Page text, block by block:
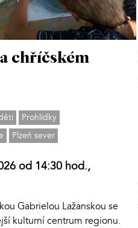
chříčském
Prohlídky
Plzeň sever
od 14:30 hod.,
Gabrielou Lažanskou se
kulturní centrum regionu.